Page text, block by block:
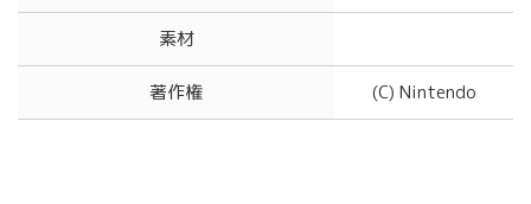
素材
著作権 (C) Nintendo